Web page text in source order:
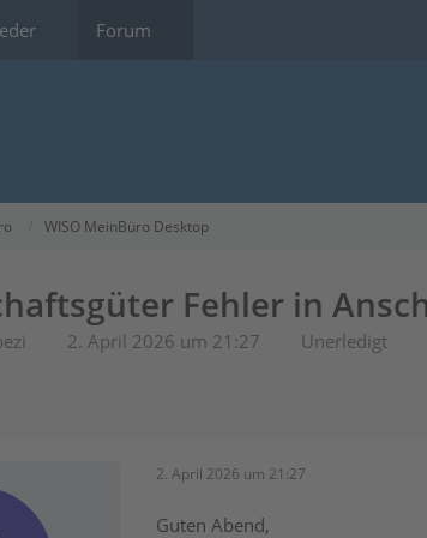
Forum
WISO MeinBüro Desktop
Fehler in
2. April 2026 um 21:27 Unerledigt
2. April 2026 um 21:27
Guten Abend,